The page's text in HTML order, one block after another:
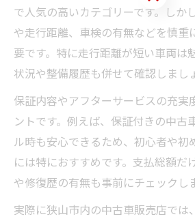
で人気の高いカテゴリーです。しか
や走行距離、車検の有無などを慎重
要です。特に走行距離が短い車両は
状況や整備履歴も併せて確認しまし
保証内容やアフターサービスの充実
ントです。例えば、保証付きの中古
ル時も安心できるため、初心者や初
には特におすすめです。支払総額だ
や修復歴の有無も事前にチェックし
実際に狭山市内の中古車販売店では